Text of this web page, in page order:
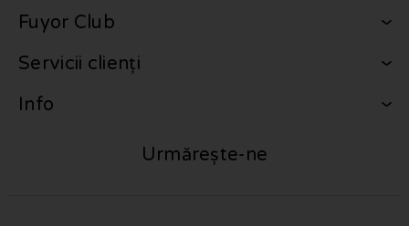
Fuyor Club
Servicii clienți
Info
Urmărește-ne